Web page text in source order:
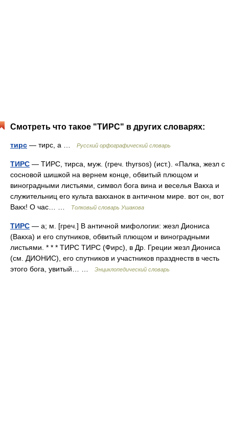
Смотреть что такое "ТИРС" в других словарях:
тирс — тирс, а … Русский орфографический словарь
ТИРС — ТИРС, тирса, муж. (греч. thyrsos) (ист.). «Палка, жезл с
сосновой шишкой на вернем конце, обвитый плющом и
виноградными листьями, символ бога вина и веселья Вакха и
служительниц его культа вакханок в античном мире. вот он, вот
Вакх! О час… …
Толковый словарь Ушакова
ТИРС — а; м. [греч.] В античной мифологии: жезл Диониса
(Вакха) и его спутников, обвитый плющом и виноградными
листьями. * * * ТИРС ТИРС (Фирс), в Др. Греции жезл Диониса
(см. ДИОНИС), его спутников и участников празднеств в честь
этого бога, увитый… …
Энциклопедический словарь